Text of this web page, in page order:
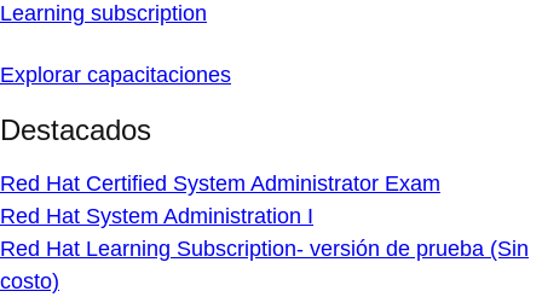
Learning subscription
Explorar capacitaciones
Destacados
Red Hat Certified System Administrator Exam
Red Hat System Administration I
Red Hat Learning Subscription- versión de prueba (Sin
costo)